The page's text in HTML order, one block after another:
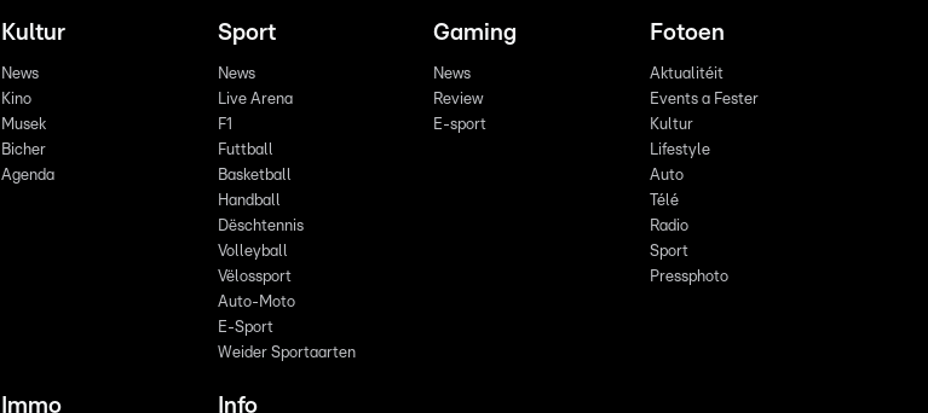
Kultur
News
Kino
Musek
Bicher
Agenda
Sport
News
Live Arena
F1
Futtball
Basketball
Handball
Dëschtennis
Volleyball
Vëlossport
Auto-Moto
E-Sport
Weider Sportaarten
Gaming
News
Review
E-sport
Fotoen
Aktualitéit
Events a Fester
Kultur
Lifestyle
Auto
Télé
Radio
Sport
Pressphoto
Immo Info